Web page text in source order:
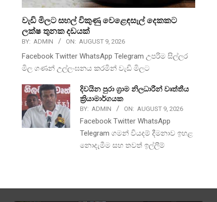
වැඩි මිලට සහල් විකුණු වෙළෙඳසැල් දෙකකට
ලක්ෂ තුනක දඩයක්
BY: ADMIN ON: AUGUST 9, 2026
Facebook Twitter WhatsApp Telegram උපරිම සිල්ලර
මිල ගණන් උල්ලංඝනය කරමින් වැඩි මිලට
දිවයින පුරා ග්‍රාම නිලධාරීන් වෘත්තීය
ක්‍රියාමාර්ගයක
BY: ADMIN ON: AUGUST 9, 2026
Facebook Twitter WhatsApp
Telegram ගමන් වියදම් දීමනාව ඉහළ
නොදැමීම සහ තවත් ඉල්ලීම්